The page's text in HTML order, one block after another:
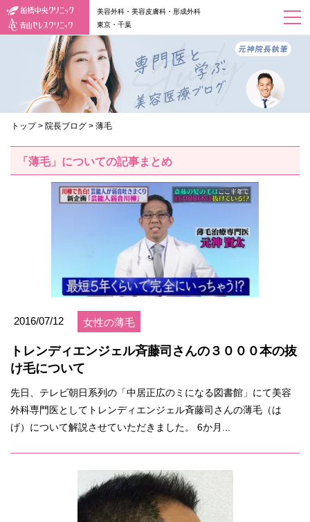
美容外科・美容皮膚科・形成外科
東京・千葉
トップ > 院長ブログ > 薄毛
「薄毛」についての記事まとめ
2016/07/12 女性の薄毛
トレンディエンジェル斉藤司さんの３０００本の抜
け毛について
先日、テレビ朝日系列の「中居正広のミになる図書館」にて美容
外科専門医としてトレンディエンジェル斉藤司さんの薄毛（は
げ）について解説させていただきました。 6か月...